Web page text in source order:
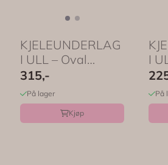
KJELEUNDERLAG
I ULL – Oval
Happy Face –
Aveva ...
315,-
På lager
Kjøp
I
På